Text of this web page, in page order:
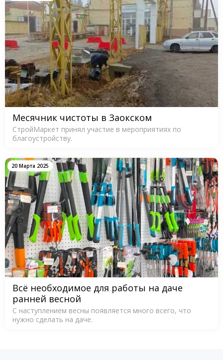
Месячник чистоты в Заокском
СтройМаркет принял участие в мероприятиях по
благоустройству.
20 Марта 2025
Всё необходимое для работы на даче
ранней весной
С наступлением весны появляется много всего, что
нужно сделать на даче.